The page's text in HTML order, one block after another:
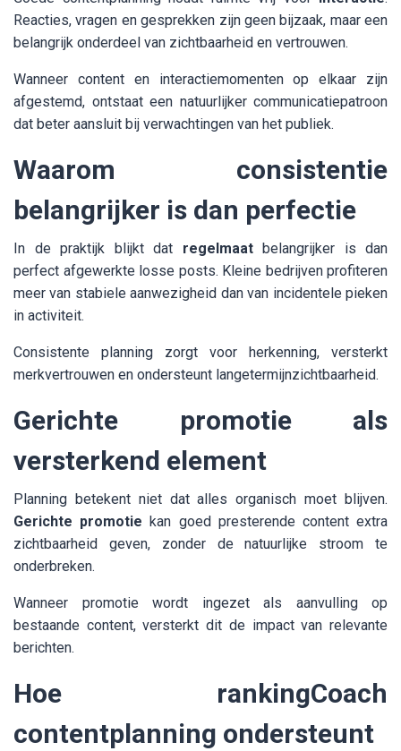
Reacties, vragen en gesprekken zijn geen bijzaak, maar een
belangrijk onderdeel van zichtbaarheid en vertrouwen.
Wanneer content en interactiemomenten op elkaar zijn
afgestemd, ontstaat een natuurlijker communicatiepatroon
dat beter aansluit bij verwachtingen van het publiek.
Waarom consistentie
belangrijker is dan perfectie
In de praktijk blijkt dat regelmaatbelangrijker is dan
perfect afgewerkte losse posts. Kleine bedrijven profiteren
meer van stabiele aanwezigheid dan van incidentele pieken
in activiteit.
Consistente planning zorgt voor herkenning, versterkt
merkvertrouwen en ondersteunt langetermijnzichtbaarheid.
Gerichte promotie als
versterkend element
Planning betekent niet dat alles organisch moet blijven.
Gerichte promotie kan goed presterende content extra
zichtbaarheid geven, zonder de natuurlijke stroom te
onderbreken.
Wanneer promotie wordt ingezet als aanvulling op
bestaande content, versterkt dit de impact van relevante
berichten.
Hoe rankingCoach
contentplanning ondersteunt